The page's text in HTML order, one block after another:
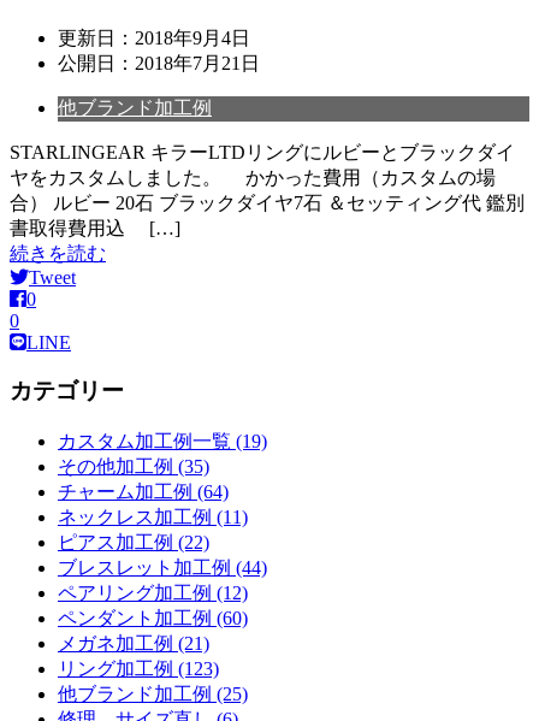
更新日： 2018年9月4日
公開日： 2018年7月21日
他ブランド加工例
STARLINGEAR キラーLTDリングにルビーとブラックダイ
ヤをカスタムしました。 かかった費用（カスタムの場
合） ルビー 20石 ブラックダイヤ7石 ＆セッティング代 鑑別
書取得費用込 […]
続きを読む
Tweet
0
0
LINE
カテゴリー
カスタム加工例一覧 (19)
その他加工例 (35)
チャーム加工例 (64)
ネックレス加工例 (11)
ピアス加工例 (22)
ブレスレット加工例 (44)
ペアリング加工例 (12)
ペンダント加工例 (60)
メガネ加工例 (21)
リング加工例 (123)
他ブランド加工例 (25)